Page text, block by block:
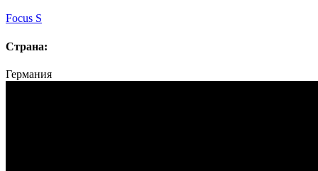
Focus S
Страна:
Германия